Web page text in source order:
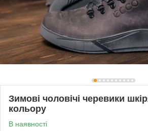
Зимові чоловічі черевики
кольору
В наявності